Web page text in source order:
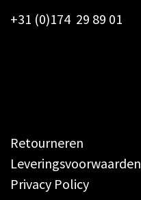
+31 (0)174 29 89 01
Retourneren
Leveringsvoorwaarden
Privacy Policy